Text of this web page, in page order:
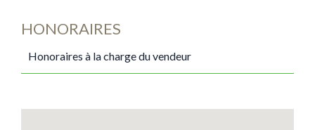
HONORAIRES
Honoraires à la charge du vendeur